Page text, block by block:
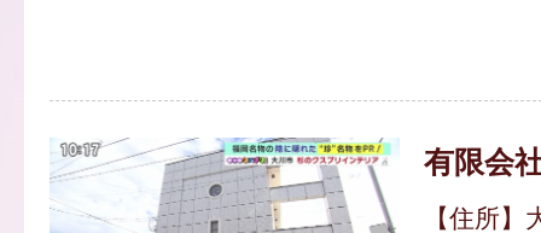
有限会
【住所】